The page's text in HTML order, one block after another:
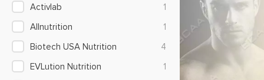
Activlab
1
Allnutrition
1
Biotech USA Nutrition
4
EVLution Nutrition
1